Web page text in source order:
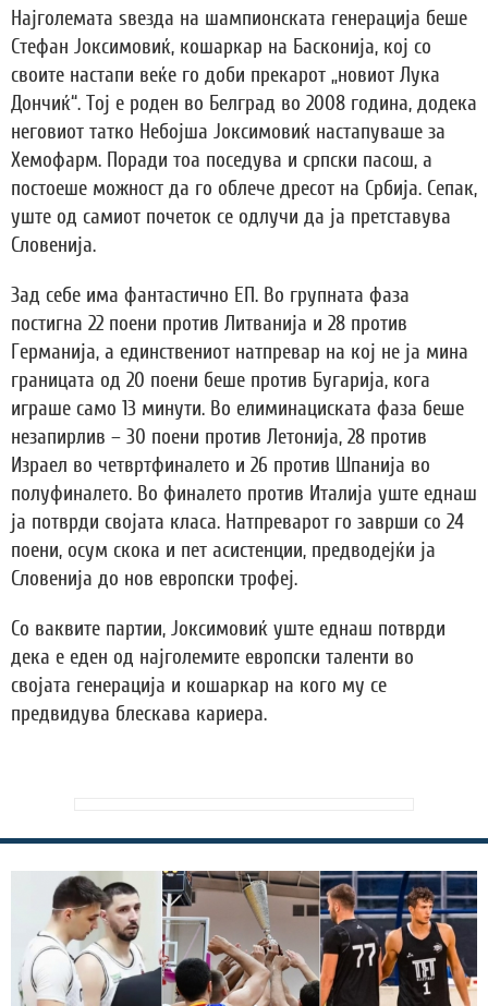
Најголемата ѕвезда на шампионската генерација беше
Стефан Јоксимовиќ, кошаркар на Басконија, кој со
своите настапи веќе го доби прекарот „новиот Лука
Дончиќ“. Тој е роден во Белград во 2008 година, додека
неговиот татко Небојша Јоксимовиќ настапуваше за
Хемофарм. Поради тоа поседува и српски пасош, а
постоеше можност да го облече дресот на Србија. Сепак,
уште од самиот почеток се одлучи да ја претставува
Словенија.
Зад себе има фантастично ЕП. Во групната фаза
постигна 22 поени против Литванија и 28 против
Германија, а единствениот натпревар на кој не ја мина
границата од 20 поени беше против Бугарија, кога
играше само 13 минути. Во елиминациската фаза беше
незапирлив – 30 поени против Летонија, 28 против
Израел во четвртфиналето и 26 против Шпанија во
полуфиналето. Во финалето против Италија уште еднаш
ја потврди својата класа. Натпреварот го заврши со 24
поени, осум скока и пет асистенции, предводејќи ја
Словенија до нов европски трофеј.
Со ваквите партии, Јоксимовиќ уште еднаш потврди
дека е еден од најголемите европски таленти во
својата генерација и кошаркар на кого му се
предвидува блескава кариера.